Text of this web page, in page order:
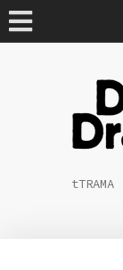
tTRAMA